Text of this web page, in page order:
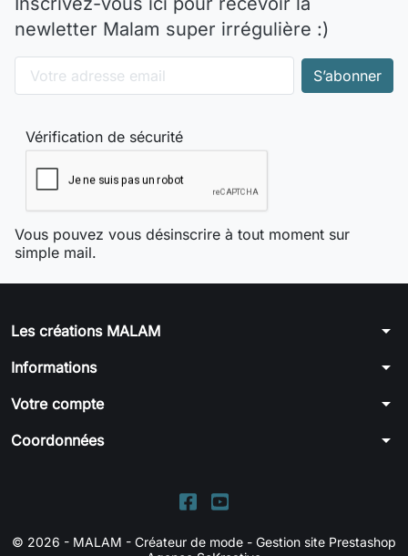
newletter Malam super irrégulière :)
Vérification de sécurité
Vous pouvez vous désinscrire à tout moment sur
simple mail.
Les créations MALAM arrow_drop_down
Informations arrow_drop_down
Votre compte arrow_drop_down
Coordonnées arrow_drop_down
© 2026 - MALAM - Créateur de mode - Gestion site Prestashop